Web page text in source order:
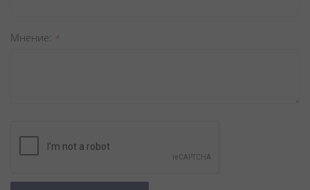
Мнение